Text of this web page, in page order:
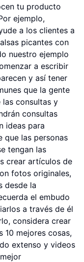
tu producto
ejemplo,
a los clientes a
picantes con
nuestro ejemplo
a escribir
y así tener
que la gente
las consultas y
consultas
ideas para
que las personas
tengan las
crear artículos de
fotos originales,
desde la
el embudo
a través de él
considera crear
10 mejores cosas,
extenso y videos